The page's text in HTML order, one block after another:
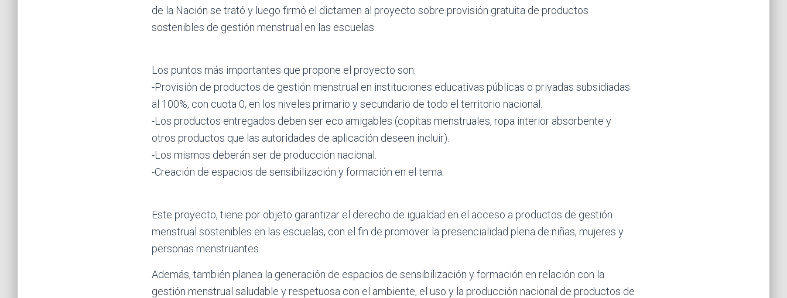
de la Nación se trató y luego firmó el dictamen al proyecto sobre provisión gratuita de productos
sostenibles de gestión menstrual en las escuelas.
Los puntos más importantes que propone el proyecto son:
-Provisión de productos de gestión menstrual en instituciones educativas públicas o privadas subsidiadas
al 100%, con cuota 0, en los niveles primario y secundario de todo el territorio nacional.
-Los productos entregados deben ser eco amigables (copitas menstruales, ropa interior absorbente y
otros productos que las autoridades de aplicación deseen incluir).
-Los mismos deberán ser de producción nacional.
-Creación de espacios de sensibilización y formación en el tema.
Este proyecto, tiene por objeto garantizar el derecho de igualdad en el acceso a productos de gestión
menstrual sostenibles en las escuelas, con el fin de promover la presencialidad plena de niñas, mujeres y
personas menstruantes.
Además, también planea la generación de espacios de sensibilización y formación en relación con la
gestión menstrual saludable y respetuosa con el ambiente, el uso y la producción nacional de productos de